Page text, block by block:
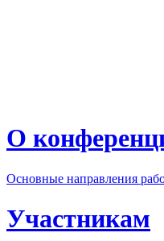
О
Основные направления
Участникам